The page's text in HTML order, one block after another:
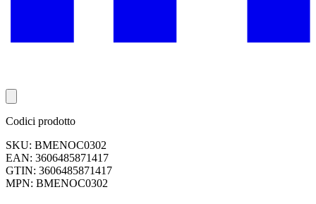
Codici prodotto
SKU: BMENOC0302
EAN: 3606485871417
GTIN: 3606485871417
MPN: BMENOC0302